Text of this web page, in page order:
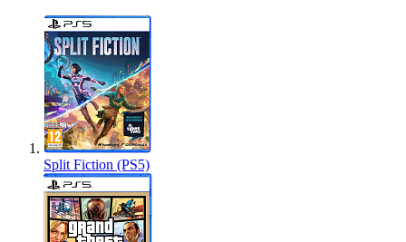
Split Fiction (PS5)